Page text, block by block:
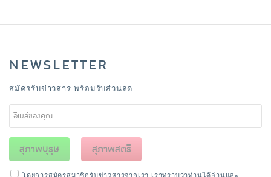
NEWSLETTER
สมัครรับข่าวสาร พร้อมรับส่วนลด
สุภาพบุรุษ สุภาพสตรี
โดยการสมัครสมาชิกรับข่าวสารจากเรา เราทราบว่าท่านได้อ่านและ